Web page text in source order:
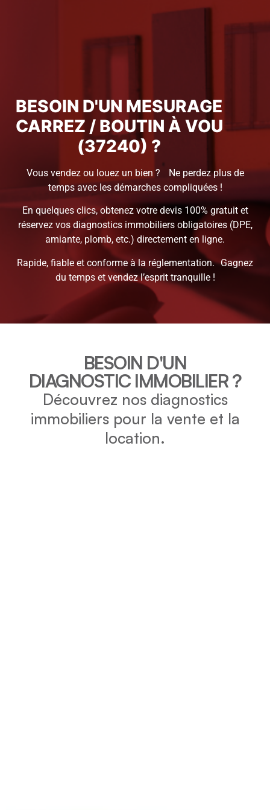
BESOIN D'UN MESURAGE
CARREZ / BOUTIN À VOU
(37240) ?
Vous vendez ou louez un bien ? Ne perdez plus de
temps avec les démarches compliquées !
En quelques clics, obtenez votre devis 100% gratuit et
réservez vos diagnostics immobiliers obligatoires (DPE,
amiante, plomb, etc.) directement en ligne.
Rapide, fiable et conforme à la réglementation. Gagnez
du temps et vendez l’esprit tranquille !
BESOIN D'UN
DIAGNOSTIC IMMOBILIER ?
Découvrez nos diagnostics
immobiliers pour la vente et la
location.